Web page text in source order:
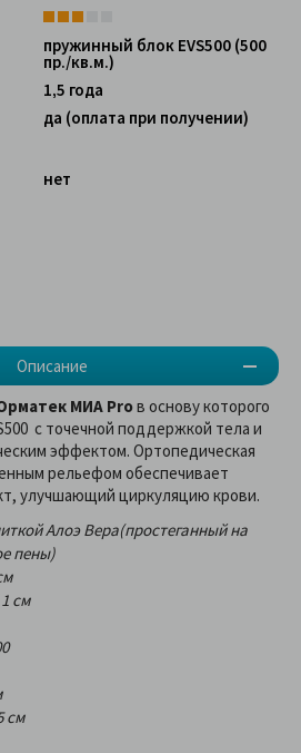
Описание
пружинный блок EVS500 (500
пр./кв.м.)
1,5 года
да (оплата при получении)
нет
МИА Proв основу которого
с точечной поддержкой тела и
эффектом. Ортопедическая
рельефом обеспечивает
улучшающий циркуляцию крови.
Алоэ Вера(простеганный на
пены)
см
см